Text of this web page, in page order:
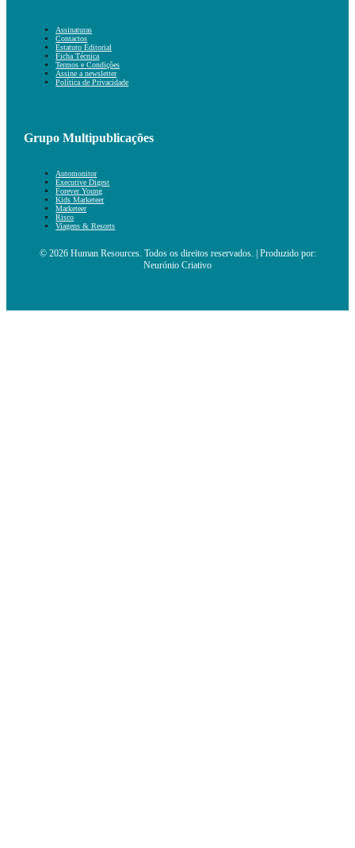
Assinaturas
Contactos
Estatuto Editorial
Ficha Técnica
Termos e Condições
Assine a newsletter
Política de Privacidade
Grupo Multipublicações
Automonitor
Executive Digest
Forever Young
Kids Marketeer
Marketeer
Risco
Viagens & Resorts
© 2026 Human Resources. Todos os direitos reservados. | Produzido por:
Neurónio Criativo